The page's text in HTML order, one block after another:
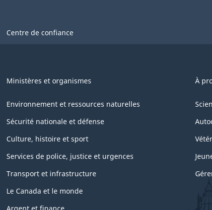
Centre de confiance
Ministères et organismes À
Environnement et ressources naturelles
Sécurité nationale et défense
Culture, histoire et sport
Services de police, justice et urgences
Transport et infrastructure
Le Canada et le monde
Argent et finance